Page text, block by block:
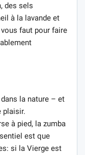
des sels
à la lavande et
faut pour faire
la nature – et
plaisir.
à pied, la zumba
est que
si la Vierge est